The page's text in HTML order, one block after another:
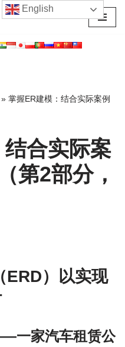
» 掌握ER建模：结合实际案例
合实际案
第2部分，
ERD）以实现
一家汽车租赁公
English